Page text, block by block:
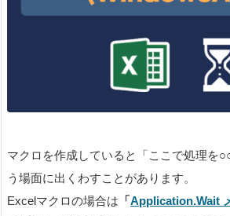
マクロを作成していると「ここで処理を
う場面に出くわすことがあります。
Excelマクロの場合は 「Application.Wait